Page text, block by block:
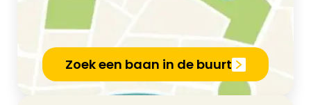
Zoek een baan in de buurt